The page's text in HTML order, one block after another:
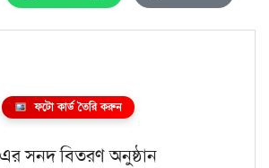
ফটো কার্ড তৈরি করুন
এর সনদ বিতরণ অনুষ্ঠান